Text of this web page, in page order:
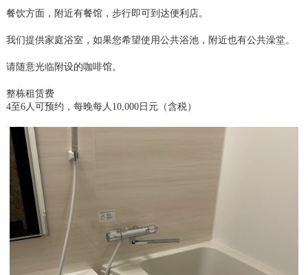
餐饮方面，附近有餐馆，步行即可到达便利店。
我们提供家庭浴室，如果您希望使用公共浴池，附近也有公共澡堂。
请随意光临附设的咖啡馆。
整栋租赁费
4至6人可预约，每晚每人10,000日元（含税）